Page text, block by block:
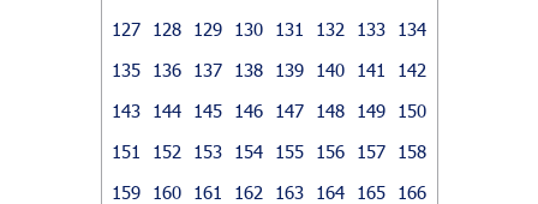
127
128 129 130 131 132 133
134
135
136 137 138 139 140 141
142
143
144 145 146 147 148 149
150
151
152 153 154 155 156 157
158
159
160 161 162 163 164 165
166